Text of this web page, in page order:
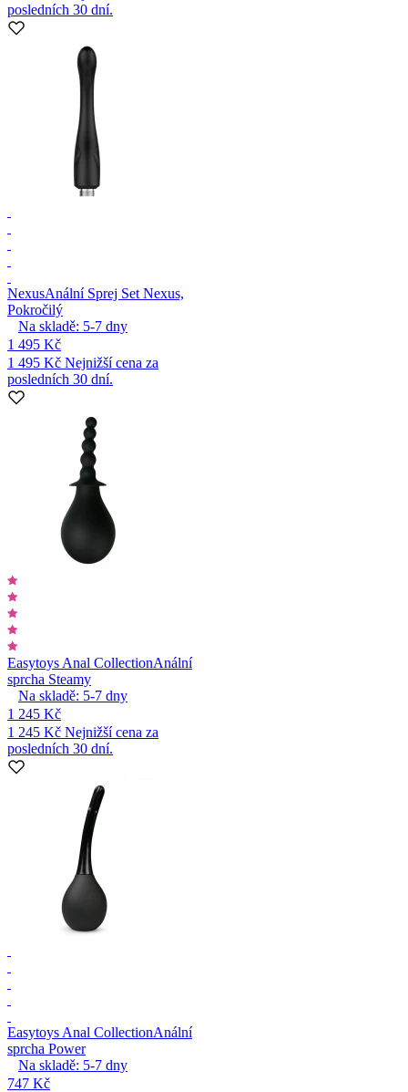
posledních 30 dní.
NexusAnální Sprej Set Nexus,
Pokročilý
Na skladě: 5-7 dny
1 495 Kč
1 495 Kč Nejnižší cena za
posledních 30 dní.
Easytoys Anal CollectionAnální
sprcha Steamy
Na skladě: 5-7 dny
1 245 Kč
1 245 Kč Nejnižší cena za
posledních 30 dní.
Easytoys Anal CollectionAnální
sprcha Power
Na skladě: 5-7 dny
747 Kč